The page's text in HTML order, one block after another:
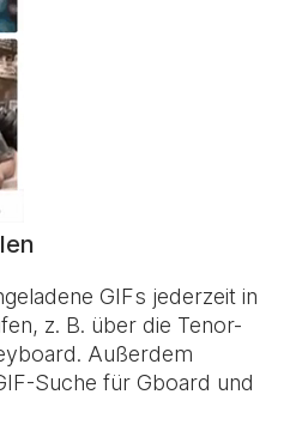
GIFs jederzeit in
z. B. über die Tenor-
. Außerdem
Suche für Gboard und